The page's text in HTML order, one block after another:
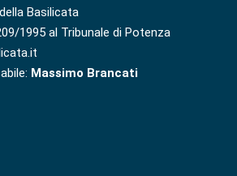
Basilicata
1995 al Tribunale di Potenza
Massimo Brancati